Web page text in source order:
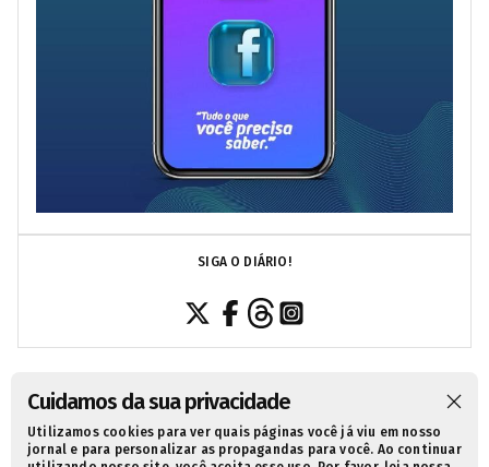
Cuidamos da sua privacidade
Utilizamos cookies para ver quais páginas você já viu em nosso
jornal e para personalizar as propagandas para você. Ao continuar
SIGA O DIÁRIO!
SOBRE NÓSCONTATOPOLÍTICA DE PRIVACIDADE